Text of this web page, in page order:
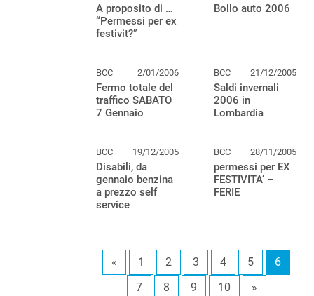
A proposito di …
“Permessi per ex
festivit?”
Bollo auto 2006
BCC 2/01/2006
Fermo totale del
traffico SABATO
7 Gennaio
BCC 21/12/2005
Saldi invernali
2006 in
Lombardia
BCC 19/12/2005
Disabili, da
gennaio benzina
a prezzo self
service
BCC 28/11/2005
permessi per EX
FESTIVITA’ –
FERIE
« 1 2 3 4 5
6
7
8 9 10 »